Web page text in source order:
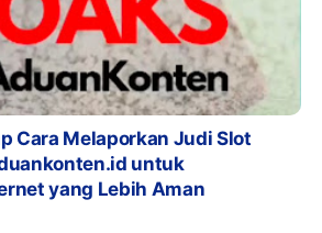
Cara Melaporkan Judi Slot
untuk
yang Lebih Aman